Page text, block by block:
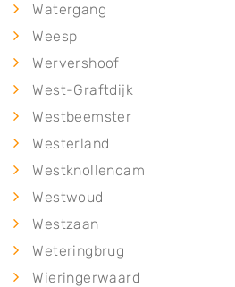
Watergang
Weesp
Wervershoof
West-Graftdijk
Westbeemster
Westerland
Westknollendam
Westwoud
Westzaan
Weteringbrug
Wieringerwaard